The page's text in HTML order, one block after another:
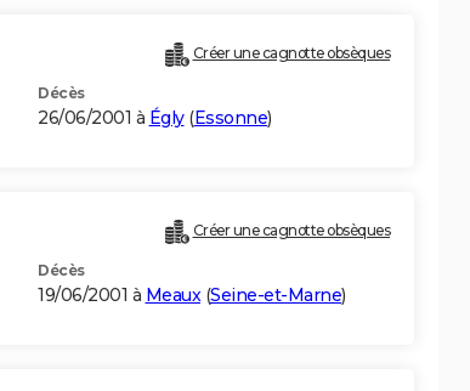
Créer une cagnotte obsèques
Décès
26/06/2001 à Égly(Essonne)
Créer une cagnotte obsèques
Décès
19/06/2001 à Meaux(Seine-et-Marne)